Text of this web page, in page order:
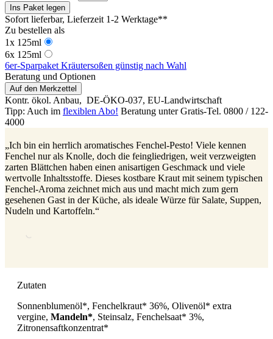
Ins Paket legen
Sofort lieferbar, Lieferzeit 1-2 Werktage**
Zu bestellen als
1x 125ml
6x 125ml
6er-Sparpaket Kräutersoßen günstig nach Wahl
Beratung und Optionen
Auf den Merkzettel
Kontr. ökol. Anbau, DE-ÖKO-037, EU-Landwirtschaft
Tipp: Auch im flexiblen Abo! Beratung unter Gratis-Tel. 0800 / 122-
4000
„Ich bin ein herrlich aromatisches Fenchel-Pesto! Viele kennen
Fenchel nur als Knolle, doch die feingliedrigen, weit verzweigten
zarten Blättchen haben einen anisartigen Geschmack und viele
wertvolle Inhaltsstoffe. Dieses kostbare Kraut mit seinem typischen
Fenchel-Aroma zeichnet mich aus und macht mich zum gern
gesehenen Gast in der Küche, als ideale Würze für Salate, Suppen,
Nudeln und Kartoffeln.“
Zutaten
Sonnenblumenöl*, Fenchelkraut* 36%, Olivenöl* extra
vergine, Mandeln*, Steinsalz, Fenchelsaat* 3%,
Zitronensaftkonzentrat*